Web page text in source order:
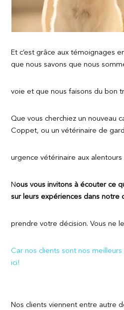
Et c’est grâce aux témoignages
que nous savons que nous
voie et que nous faisons du bon
Que vous cherchiez un nouveau
Coppet, ou un vétérinaire de
urgence vétérinaire aux
Nous vous invitons à écouter ce
sur leurs expériences dans notre
prendre votre décision. Vous ne
Car nos clients sont nos
ici!
Nos clients viennent entre autre